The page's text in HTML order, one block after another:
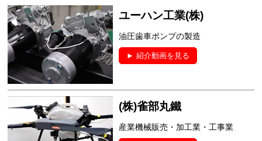
ユーハン工業(株)
油圧歯車ポンプの製造
► 紹介動画を見る
(株)雀部丸鐵
産業機械販売・加工業・工事業